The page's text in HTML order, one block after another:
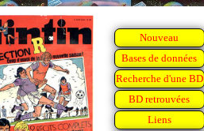
Nouveau
Bases de données
Recherche d'une BD
BD retrouvées
Liens